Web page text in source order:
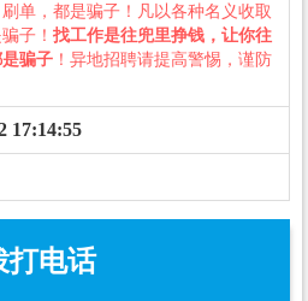
单，都是骗子！凡以各种名义收取
子！ 找工作是往兜里挣钱，让你往
骗子 ！异地招聘请提高警惕，谨防
17:14:55
打电话